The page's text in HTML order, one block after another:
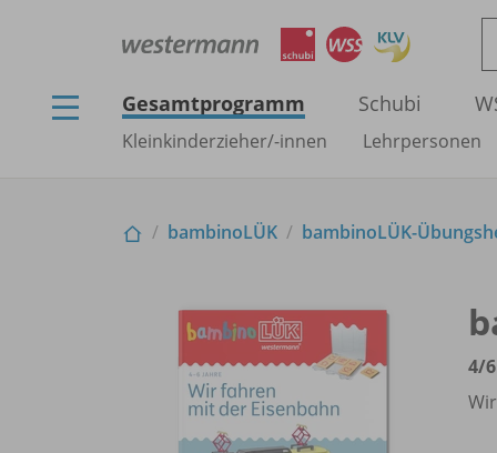
Gesamtprogramm Schubi
Kleinkinderzieher/-innen Lehrpersonen
bambinoLÜK bambinoLÜK-
4/